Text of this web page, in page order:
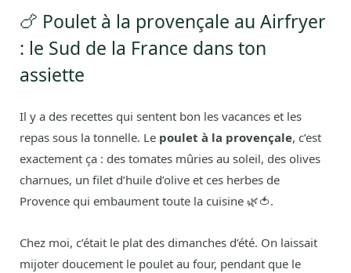
🍗 Poulet à la provençale au Airfryer
: le Sud de la France dans ton
assiette
Il y a des recettes qui sentent bon les vacances et les
repas sous la tonnelle. Le poulet à la provençale, c’est
exactement ça : des tomates mûries au soleil, des olives
charnues, un filet d’huile d’olive et ces herbes de
Provence qui embaument toute la cuisine 🌿🍅.
Chez moi, c’était le plat des dimanches d’été. On laissait
mijoter doucement le poulet au four, pendant que le